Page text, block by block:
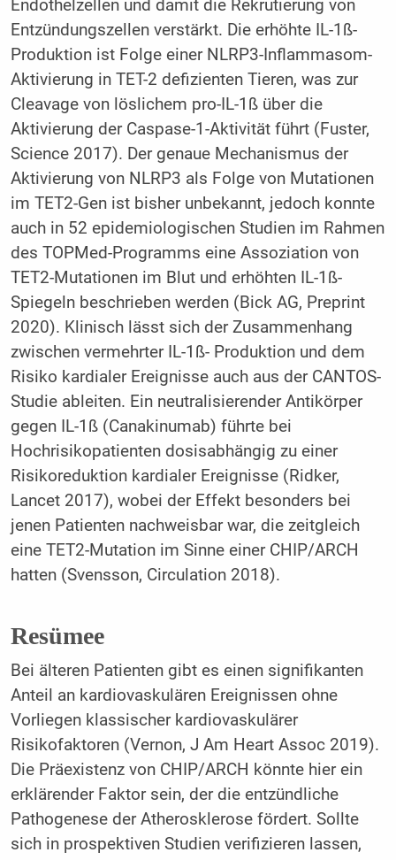
Endothelzellen und damit die Rekrutierung von
Entzündungszellen verstärkt. Die erhöhte IL-1ß-
Produktion ist Folge einer NLRP3-Inflammasom-
Aktivierung in TET-2 defizienten Tieren, was zur
Cleavage von löslichem pro-IL-1ß über die
Aktivierung der Caspase-1-Aktivität führt (Fuster,
Science 2017). Der genaue Mechanismus der
Aktivierung von NLRP3 als Folge von Mutationen
im TET2-Gen ist bisher unbekannt, jedoch konnte
auch in 52 epidemiologischen Studien im Rahmen
des TOPMed-Programms eine Assoziation von
TET2-Mutationen im Blut und erhöhten IL-1ß-
Spiegeln beschrieben werden (Bick AG, Preprint
2020). Klinisch lässt sich der Zusammenhang
zwischen vermehrter IL-1ß- Produktion und dem
Risiko kardialer Ereignisse auch aus der CANTOS-
Studie ableiten. Ein neutralisierender Antikörper
gegen IL-1ß (Canakinumab) führte bei
Hochrisikopatienten dosisabhängig zu einer
Risikoreduktion kardialer Ereignisse (Ridker,
Lancet 2017), wobei der Effekt besonders bei
jenen Patienten nachweisbar war, die zeitgleich
eine TET2-Mutation im Sinne einer CHIP/ARCH
hatten (Svensson, Circulation 2018).
Resümee
Bei älteren Patienten gibt es einen signifikanten
Anteil an kardiovaskulären Ereignissen ohne
Vorliegen klassischer kardiovaskulärer
Risikofaktoren (Vernon, J Am Heart Assoc 2019).
Die Präexistenz von CHIP/ARCH könnte hier ein
erklärender Faktor sein, der die entzündliche
Pathogenese der Atherosklerose fördert. Sollte
sich in prospektiven Studien verifizieren lassen,